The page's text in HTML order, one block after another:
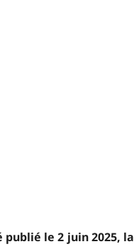
publié le 2 juin 2025, la